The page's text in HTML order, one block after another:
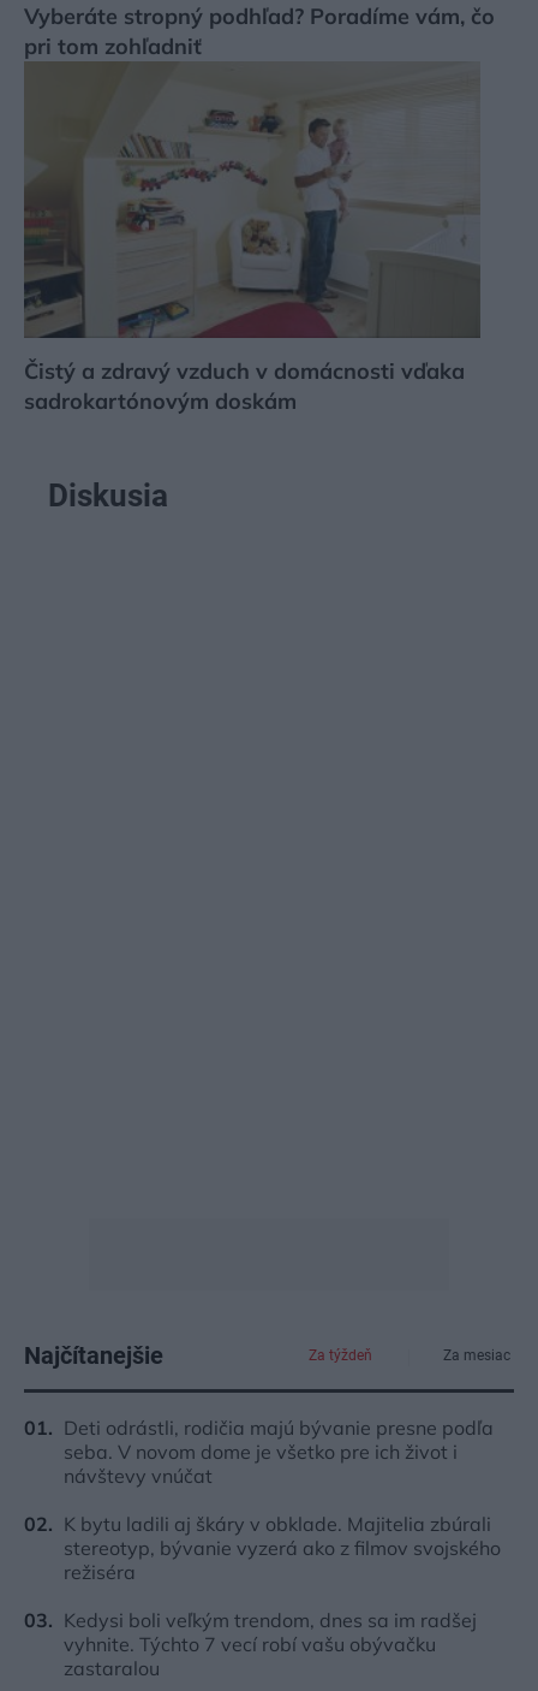
Vyberáte stropný podhľad? Poradíme vám, čo
pri tom zohľadniť
Čistý a zdravý vzduch v domácnosti vďaka
sadrokartónovým doskám
Diskusia
Najčítanejšie Za týždeň Za mesiac
Deti odrástli, rodičia majú bývanie presne podľa
seba. V novom dome je všetko pre ich život i
návštevy vnúčat
K bytu ladili aj škáry v obklade. Majitelia zbúrali
stereotyp, bývanie vyzerá ako z filmov svojského
režiséra
Kedysi boli veľkým trendom, dnes sa im radšej
vyhnite. Týchto 7 vecí robí vašu obývačku
zastaralou